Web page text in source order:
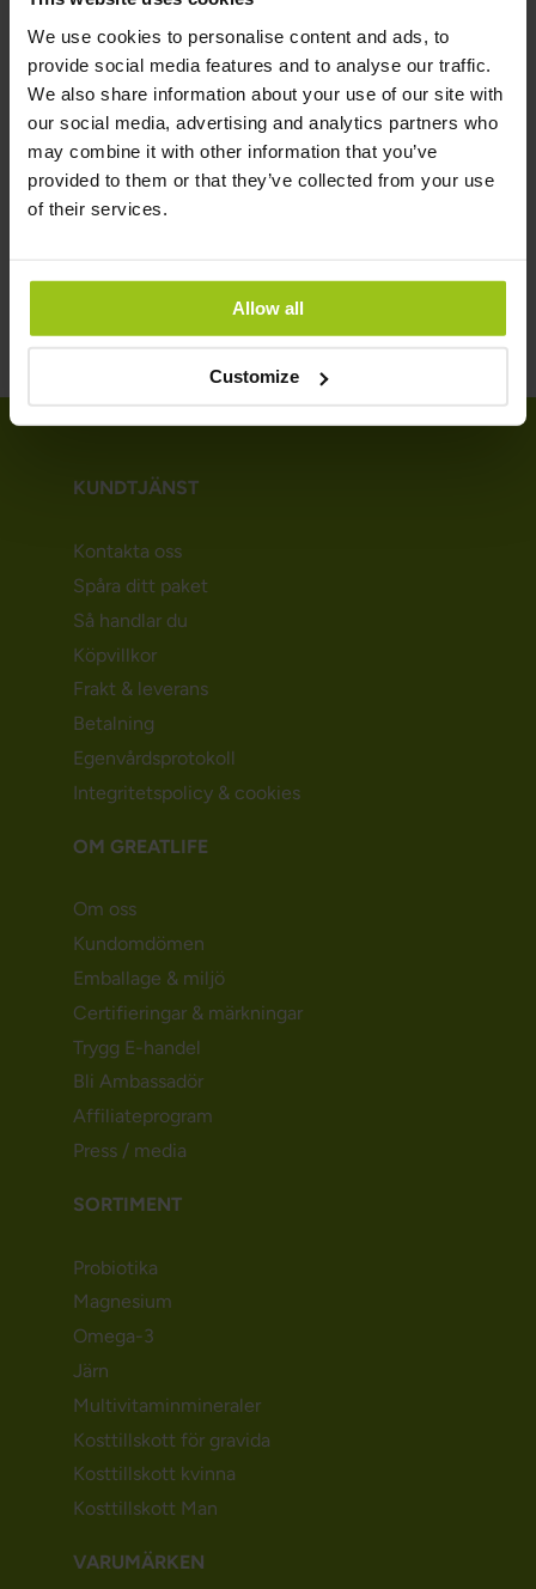
We use cookies to personalise content and ads, to
provide social media features and to analyse our traffic.
We also share information about your use of our site with
our social media, advertising and analytics partners who
may combine it with other information that you’ve
provided to them or that they’ve collected from your use
of their services.
Allow all
Customize
100%
Köp nu
KUNDTJÄNST
Kontakta oss
Spåra ditt paket
Så handlar du
Köpvillkor
Frakt & leverans
Betalning
Egenvårdsprotokoll
Integritetspolicy & cookies
OM GREATLIFE
Om oss
Kundomdömen
Emballage & miljö
Certifieringar & märkningar
Trygg E-handel
Bli Ambassadör
Affiliateprogram
Press / media
SORTIMENT
Probiotika
Magnesium
Omega-3
Järn
Multivitaminmineraler
Kosttillskott för gravida
Kosttillskott kvinna
Kosttillskott Man
VARUMÄRKEN